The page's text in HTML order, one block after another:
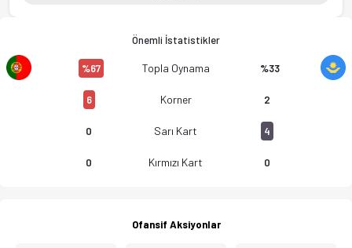
Önemli İstatistikler
%67 Topla Oynama %33
6 Korner 2
0 Sarı Kart 4
0 Kırmızı Kart 0
Ofansif Aksiyonlar